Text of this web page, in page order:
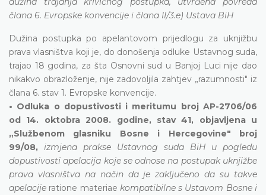
člana 6. Evropske konvencije i člana II/3.e) Ustava BiH
Dužina postupka po apelantovom prijedlogu za uknjižbu
prava vlasništva koji je, do donošenja odluke Ustavnog suda,
trajao 18 godina, za šta Osnovni sud u Banjoj Luci nije dao
nikakvo obrazloženje, nije zadovoljila zahtjev „razumnosti" iz
člana 6. stav 1. Evropske konvencije.
• Odluka o dopustivosti i meritumu broj AP-2706/06
od 14. oktobra 2008. godine, stav 41, objavljena u
„Službenom glasniku Bosne i Hercegovine" broj
99/08, izmjena prakse Ustavnog suda BiH u pogledu
dopustivosti apelacija koje se odnose na postupak uknjižbe
prava vlasništva na način da je zaključeno da su takve
apelacije ratione materiae kompatibilne s Ustavom Bosne i